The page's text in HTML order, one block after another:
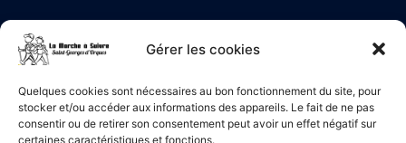
Gérer les cookies
Quelques cookies sont nécessaires au bon fonctionnement du site, pour
stocker et/ou accéder aux informations des appareils. Le fait de ne pas
consentir ou de retirer son consentement peut avoir un effet négatif sur
certaines caractéristiques et fonctions.
L'association de randonnée de Saint-Georges d'Orques
Liens Utiles